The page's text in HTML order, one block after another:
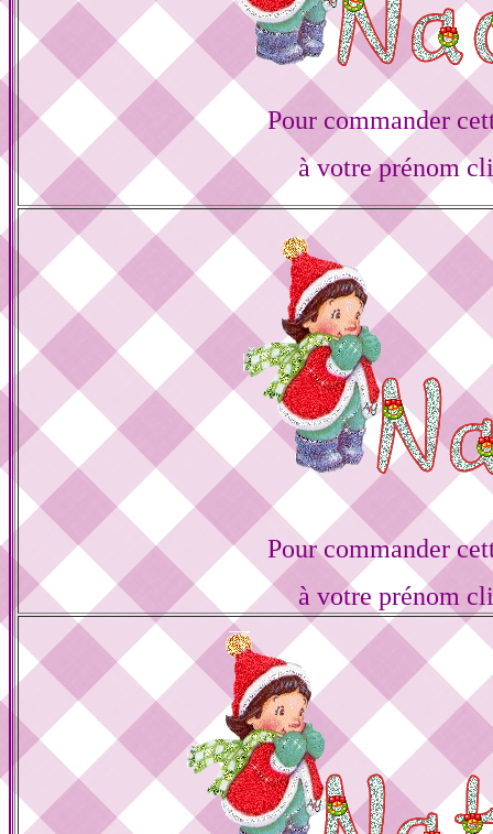
Pour commander
à votre prénom
Pour commander
à votre prénom